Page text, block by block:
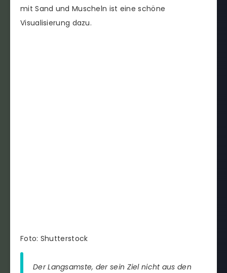
mit Sand und Muscheln ist eine schöne
Visualisierung dazu.
Foto: Shutterstock
Der Langsamste, der sein Ziel nicht aus den